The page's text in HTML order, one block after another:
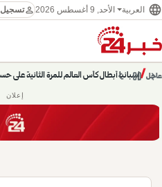
language العربية الأحد, 9 أغسطس 2026 personتسجيل
عاجل/إسبانيا أبطال كأس العالم للمرة الثانية على
chevron_right
pause
chevron_left
إعلان